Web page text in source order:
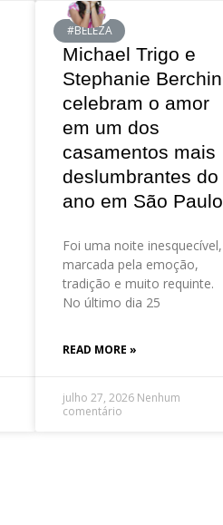
#BELEZA
Michael Trigo e
Stephanie Berchin
celebram o amor
em um dos
casamentos mais
deslumbrantes do
ano em São Paulo
Foi uma noite inesquecível,
marcada pela emoção,
tradição e muito requinte.
No último dia 25
READ MORE »
julho 27, 2026 Nenhum
comentário